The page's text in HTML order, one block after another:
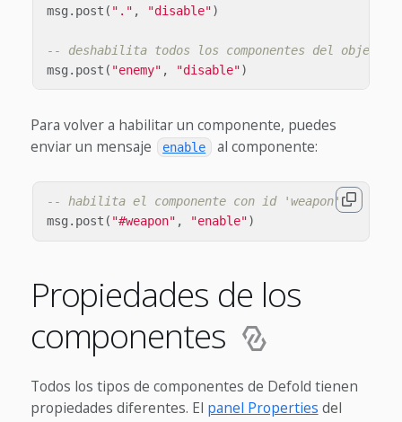
msg . post ( "." , "disable")
-- deshabilita todos los componentes del objeto
msg . post ( "enemy" , "disable")
Para volver a habilitar un componente, puedes
enviar un mensaje
enable al componente:
-- habilita el componente con id 'weapon'
msg . post ( "#weapon" , "enable")
Propiedades de los
componentes
Todos los tipos de componentes de Defold tienen
propiedades diferentes. El panel Properties del